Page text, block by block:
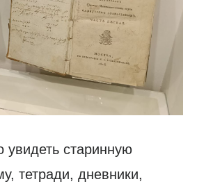
старинную
тетради, дневники,